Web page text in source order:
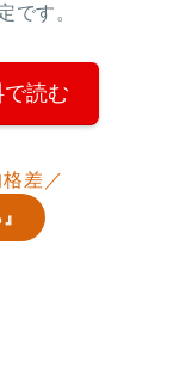
です。
読む
差／